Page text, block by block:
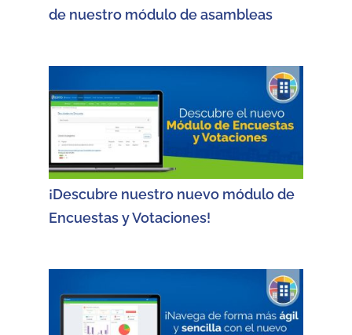
de nuestro módulo de asambleas
¡Descubre nuestro nuevo módulo de
Encuestas y Votaciones!